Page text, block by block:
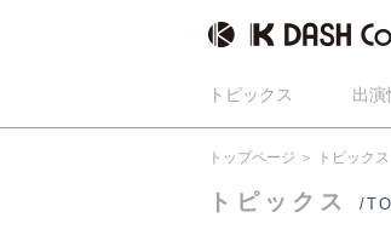
トピックス 出演
トップページ トピックス
トピックス /